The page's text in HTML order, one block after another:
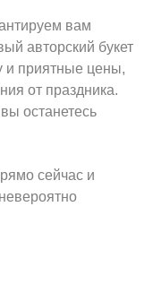
вам
авторский букет
и приятные цены,
от праздника.
останетесь
сейчас и